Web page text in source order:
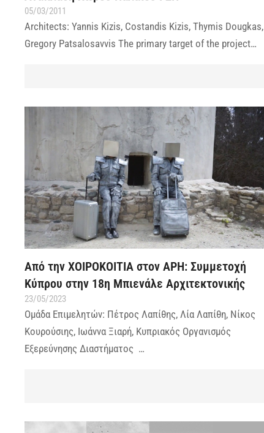
05/03/2011
Architects: Yannis Kizis, Costandis Kizis, Thymis Dougkas,
Gregory Patsalosavvis The primary target of the project…
Από την ΧΟΙΡΟΚΟΙΤΙΑ στον ΑΡΗ: Συμμετοχή
Κύπρου στην 18η Μπιενάλε Αρχιτεκτονικής
23/05/2023
Ομάδα Επιμελητών: Πέτρος Λαπίθης, Λία Λαπίθη, Νίκος
Κουρούσιης, Ιωάννα Ξιαρή, Κυπριακός Οργανισμός
Εξερεύνησης Διαστήματος …